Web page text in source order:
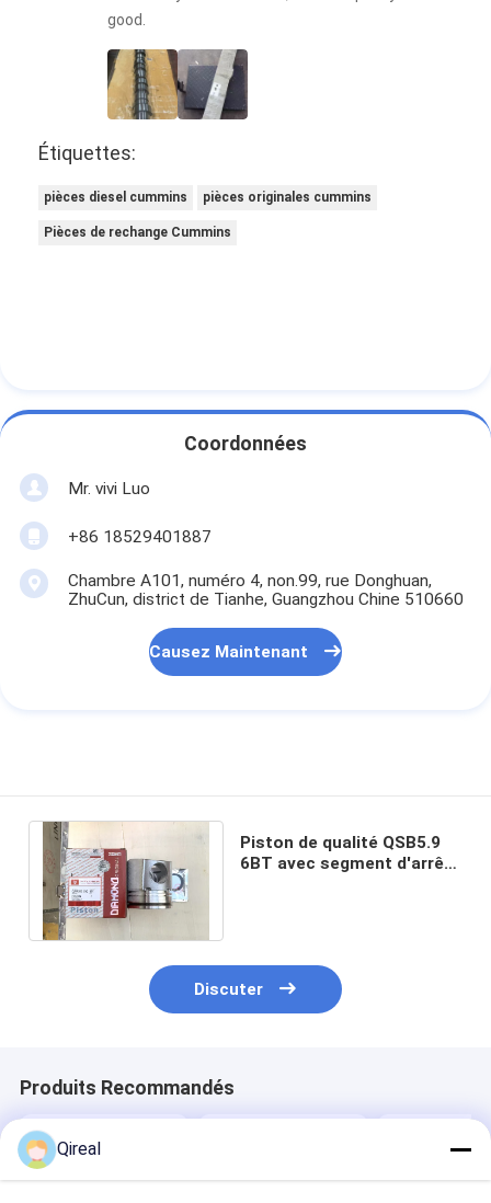
good.
Étiquettes:
pièces diesel cummins pièces originales cummins
Pièces de rechange Cummins
Coordonnées
Mr. vivi Luo
+86 18529401887
Chambre A101, numéro 4, non.99, rue Donghuan,
ZhuCun, district de Tianhe, Guangzhou Chine 510660
Causez Maintenant
Piston de qualité QSB5.9
6BT avec segment d'arrêt
Discuter
Produits Recommandés
Qireal